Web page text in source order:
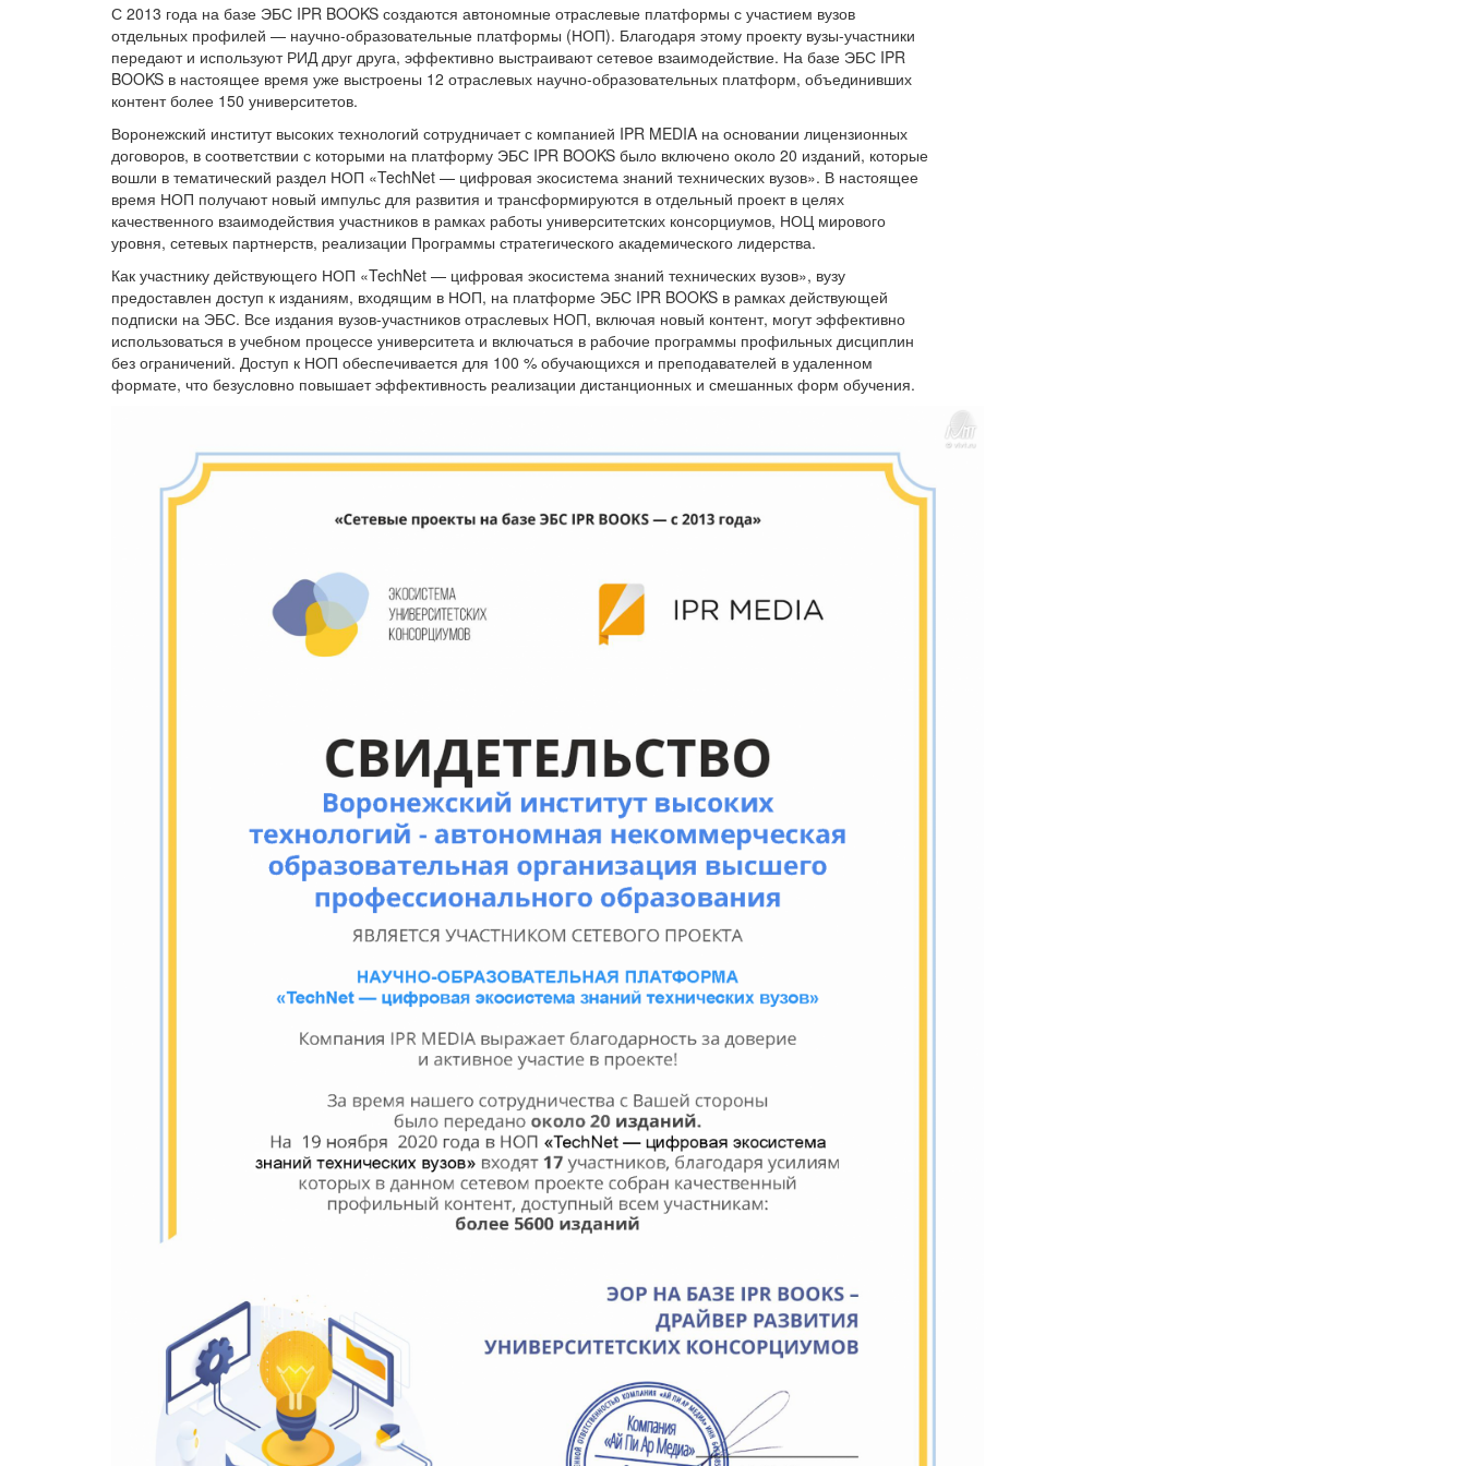
С 2013 года на базе ЭБС IPR BOOKS создаются автономные отраслевые платформы с участием вузов
отдельных профилей — научно-образовательные платформы (НОП). Благодаря этому проекту вузы-участники
передают и используют РИД друг друга, эффективно выстраивают сетевое взаимодействие. На базе ЭБС IPR
BOOKS в настоящее время уже выстроены 12 отраслевых научно-образовательных платформ, объединивших
контент более 150 университетов.
Воронежский институт высоких технологий сотрудничает с компанией IPR MEDIA на основании лицензионных
договоров, в соответствии с которыми на платформу ЭБС IPR BOOKS было включено около 20 изданий, которые
вошли в тематический раздел НОП «TechNet — цифровая экосистема знаний технических вузов». В настоящее
время НОП получают новый импульс для развития и трансформируются в отдельный проект в целях
качественного взаимодействия участников в рамках работы университетских консорциумов, НОЦ мирового
уровня, сетевых партнерств, реализации Программы стратегического академического лидерства.
Как участнику действующего НОП «TechNet — цифровая экосистема знаний технических вузов», вузу
предоставлен доступ к изданиям, входящим в НОП, на платформе ЭБС IPR BOOKS в рамках действующей
подписки на ЭБС. Все издания вузов-участников отраслевых НОП, включая новый контент, могут эффективно
использоваться в учебном процессе университета и включаться в рабочие программы профильных дисциплин
без ограничений. Доступ к НОП обеспечивается для 100 % обучающихся и преподавателей в удаленном
формате, что безусловно повышает эффективность реализации дистанционных и смешанных форм обучения.